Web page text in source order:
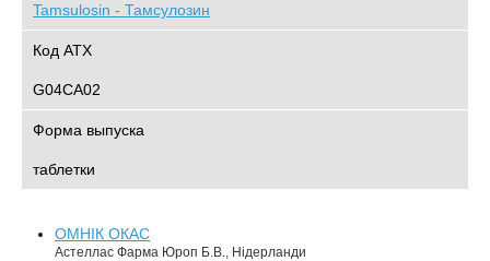
Tamsulosin - Тамсулозин
Код АТХ
G04CA02
Форма выпуска
таблетки
ОМНІК ОКАС
Астеллас Фарма Юроп Б.В., Нідерланди